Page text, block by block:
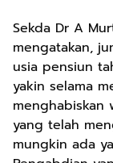
Sekda Dr A
mengatakan,
usia pensiun
yakin selama
menghabiskan
yang telah
mungkin ada